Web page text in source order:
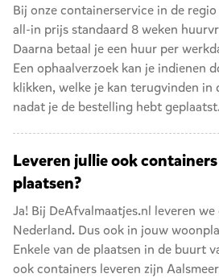
Bij onze containerservice in de
all-in prijs standaard 8 weken
Daarna betaal je een huur per
Een ophaalverzoek kan je indienen
klikken, welke je kan terugvinden in
nadat je de bestelling hebt
Leveren jullie ook
plaatsen?
Ja! Bij DeAfvalmaatjes.nl leveren
Nederland. Dus ook in jouw
Enkele van de plaatsen in de buurt
ook containers leveren zijn Aalsmeer